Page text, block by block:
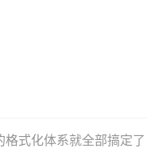
格式化体系就全部搞定了